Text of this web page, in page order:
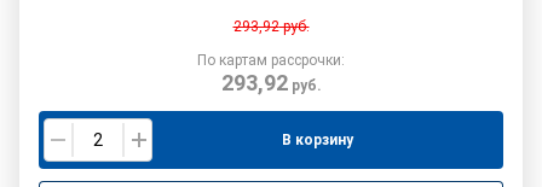
293,92руб.
По картам рассрочки:
293,92руб.
В корзину